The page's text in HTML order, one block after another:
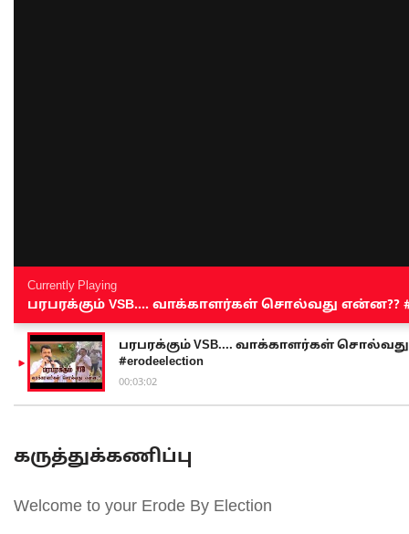
Currently Playing
பரபரக்கும் VSB.... வாக்காளர்கள் சொல்வது என்ன??
பரபரக்கும் VSB.... வாக்காளர்கள் சொல்வது
#erodeelection
00:03:02
கருத்துக்கணிப்பு
Welcome to your Erode By Election